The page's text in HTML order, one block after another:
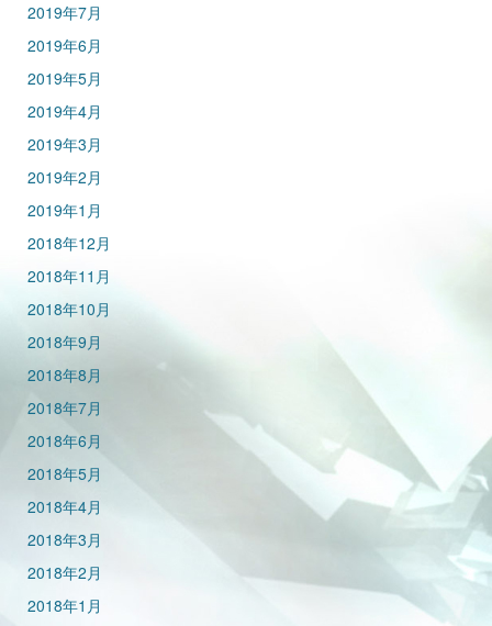
2019年7月
2019年6月
2019年5月
2019年4月
2019年3月
2019年2月
2019年1月
2018年12月
2018年11月
2018年10月
2018年9月
2018年8月
2018年7月
2018年6月
2018年5月
2018年4月
2018年3月
2018年2月
2018年1月